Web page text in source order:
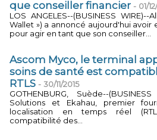
que conseiller financier - 01/
LOS ANGELES--(BUSINESS
Wallet ») a annoncé aujourd'hui avoir
pour agir en tant que son conseiller...
Ascom Myco, le terminal
soins de santé est
RTLS - 30/11/2015
GOTHENBURG, Suède--
Solutions et Ekahau, premier
localisation en temps réel
compatibilité des...